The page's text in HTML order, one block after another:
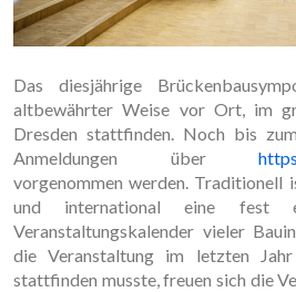
Das diesjährige
altbewährter Weise vor Ort, im
Dresden stattfinden. Noch bis
Anmeldungen über
vorgenommen werden. Traditionell
und international eine fest
Veranstaltungskalender vieler
die Veranstaltung im letzten
stattfinden musste, freuen sich die